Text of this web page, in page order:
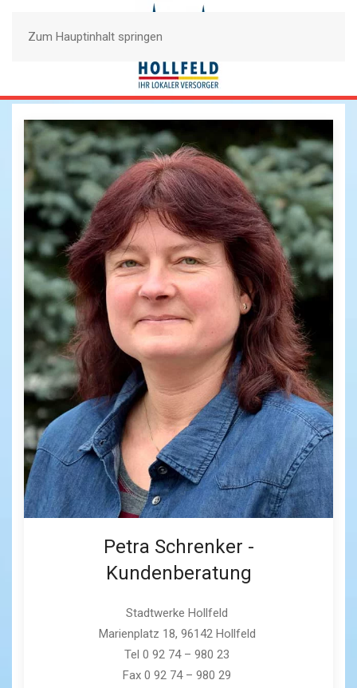
Zum Hauptinhalt springen
Petra Schrenker -
Kundenberatung
Stadtwerke Hollfeld
Marienplatz 18, 96142 Hollfeld
Tel 0 92 74 – 980 23
Fax 0 92 74 – 980 29